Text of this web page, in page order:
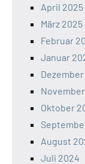
April 2025
März 2025
Februar
Januar
Oktober
August
Juli 2024